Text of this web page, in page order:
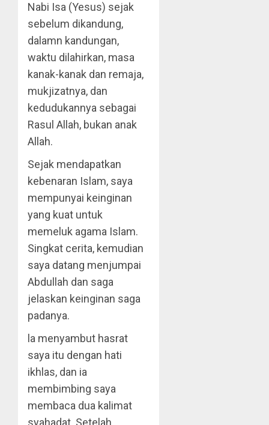
Nabi Isa (Yesus) sejak
sebelum dikandung,
dalamn kandungan,
waktu dilahirkan, masa
kanak-kanak dan remaja,
mukjizatnya, dan
kedudukannya sebagai
Rasul Allah, bukan anak
Allah.
Sejak mendapatkan
kebenaran Islam, saya
mempunyai keinginan
yang kuat untuk
memeluk agama Islam.
Singkat cerita, kemudian
saya datang menjumpai
Abdullah dan saga
jelaskan keinginan saga
padanya.
la menyambut hasrat
saya itu dengan hati
ikhlas, dan ia
membimbing saya
membaca dua kalimat
syahadat. Setelah